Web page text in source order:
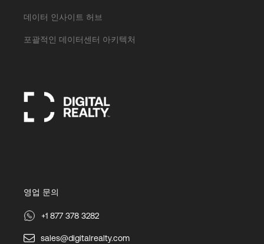
데이터 인사이트 허브
포괄적인 데이터센터 아키텍처
영업 문의
+1 877 378 3282
sales@digitalrealty.com